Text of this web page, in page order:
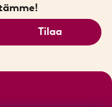
Tilaa